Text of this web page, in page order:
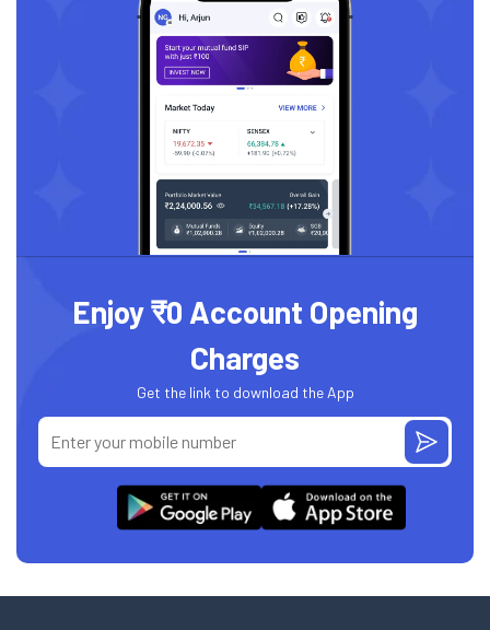
Enjoy ₹0 Account Opening
Charges
Get the link to download the App